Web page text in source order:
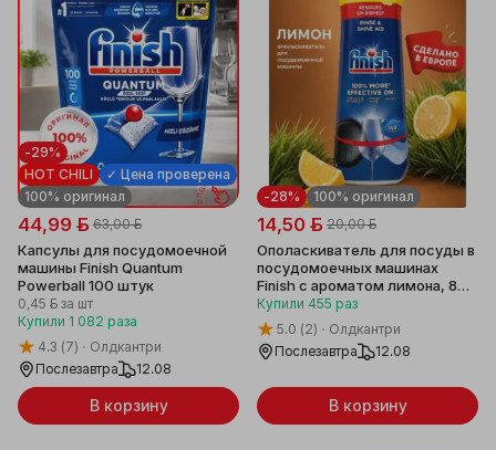
100% оригинал
✓ Цена проверена
HOT CHILI
-29%
44,99 ƃ 63,00 ƃ
Капсулы для посудомоечной
машины Finish Quantum
Powerball 100 штук
0,45 ƃ за шт
Купили 1 082 раза
4.3 (7)
Олдкантри
Послезавтра
12.08
В корзину
100% оригинал
-28%
14,50 ƃ 20,00 ƃ
Ополаскиватель для посуды в
посудомоечных машинах
Finish с ароматом лимона, 800
мл
Купили 455 раз
5.0 (2)
Олдкантри
Послезавтра
12.08
В корзину